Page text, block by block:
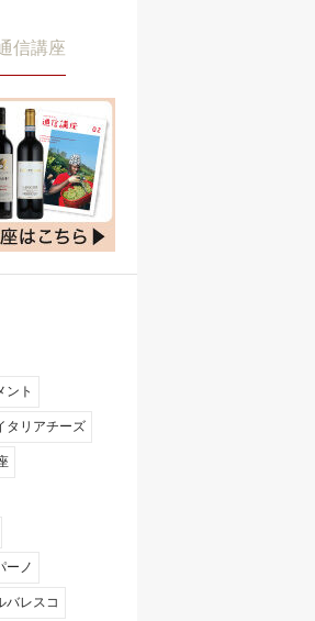
信講座
ント
タリアチーズ
ーノ
バレスコ